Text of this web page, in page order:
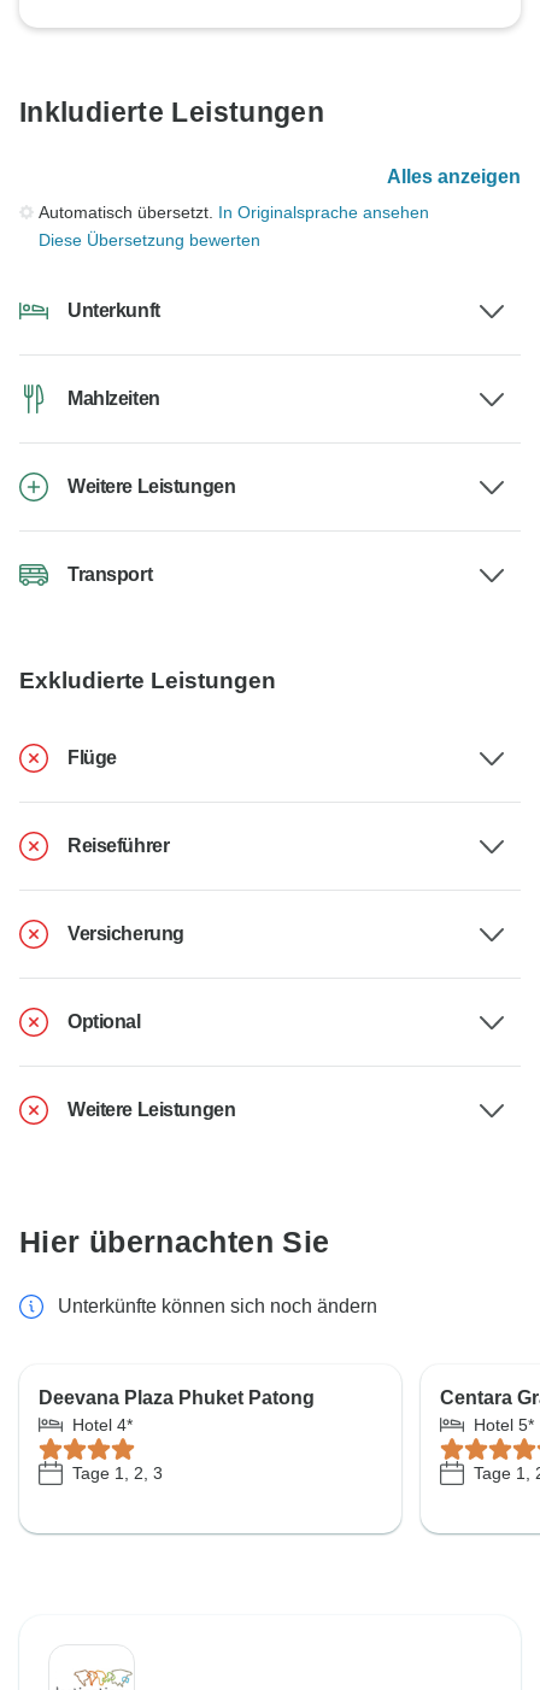
Inkludierte Leistungen
Alles anzeigen
Automatisch übersetzt. In Originalsprache ansehen
Diese Übersetzung bewerten
Unterkunft
Mahlzeiten
Weitere Leistungen
Transport
Exkludierte Leistungen
Flüge
Reiseführer
Versicherung
Optional
Weitere Leistungen
Hier übernachten Sie
Unterkünfte können sich noch ändern
Deevana Plaza Phuket Patong
Hotel 4*
Tage 1, 2, 3
Centara
Hotel 5*
Tage 1,